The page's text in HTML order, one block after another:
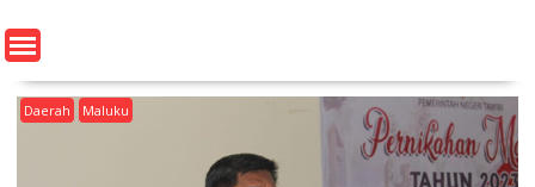
e
n
Daerah Maluku